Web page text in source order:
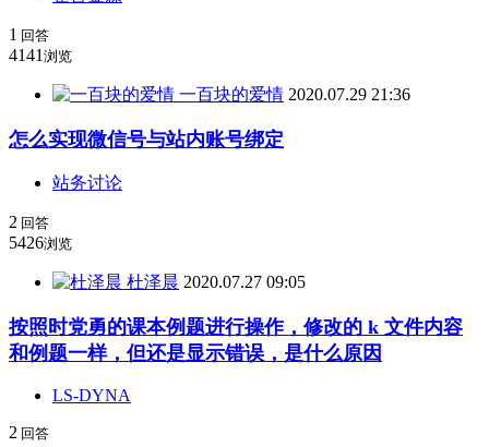
1 回答
4141 浏览
一百块的爱情 2020.07.29 21:36
怎么实现微信号与站内账号绑定
站务讨论
2 回答
5426浏览
杜泽晨 2020.07.27 09:05
按照时党勇的课本例题进行操作，修改的 k 文件内容
和例题一样，但还是显示错误，是什么原因
LS-DYNA
2 回答